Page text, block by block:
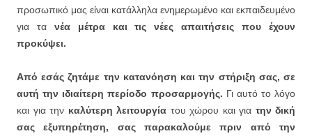
προσωπικό μας είναι κατάλληλα ενημερωμένο και εκπαιδευμένο
για τα νέα μέτρα και τις νέες απαιτήσεις που έχουν
προκύψει.
Από εσάς ζητάμε την κατανόηση και την στήριξη σας, σε
αυτή την ιδιαίτερη περίοδο προσαρμογής. Γι αυτό το λόγο
και για την καλύτερη λειτουργία του χώρου και για την δική
σας εξυπηρέτηση,
σας παρακαλούμε πριν από την